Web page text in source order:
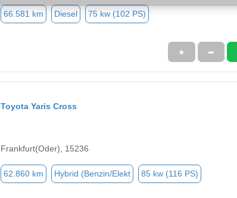
66.581 km Diesel 75 kw (102 PS)
★ ➦
Toyota Yaris Cross
Frankfurt(Oder), 15236
62.860 km Hybrid (Benzin/Elekt 85 kw (116 PS)